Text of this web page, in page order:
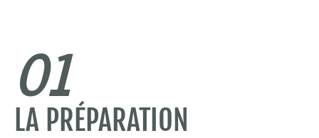
01
LA PRÉPARATION